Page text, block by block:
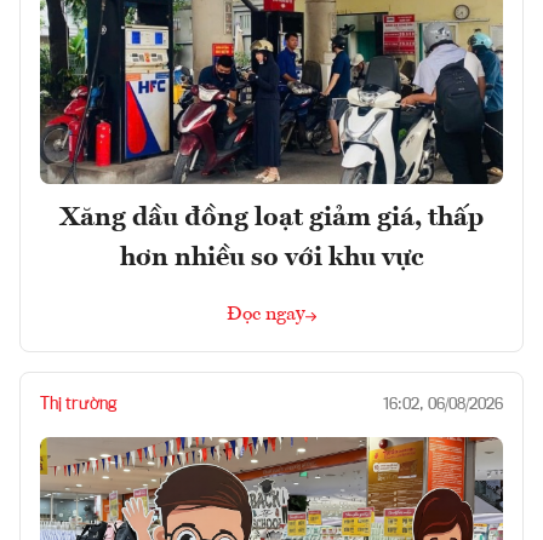
Xăng dầu đồng loạt giảm giá, thấp
hơn nhiều so với khu vực
Đọc ngay
Thị trường 16:02, 06/08/2026